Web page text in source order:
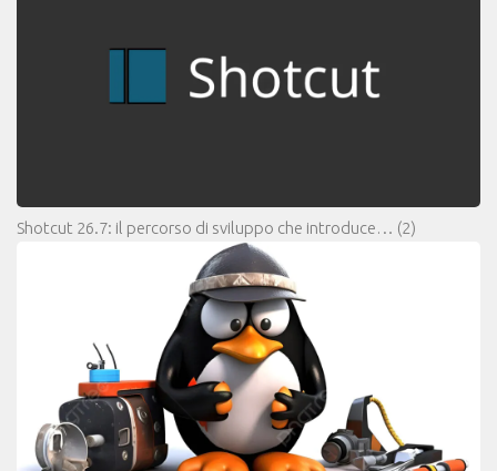
Shotcut 26.7: il percorso di sviluppo che introduce… (2)